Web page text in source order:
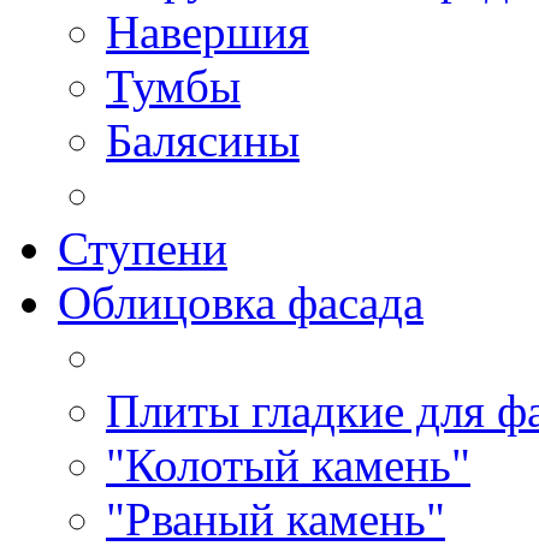
Навершия
Тумбы
Балясины
Ступени
Облицовка фасада
Плиты гладкие для
"Колотый камень"
"Рваный камень"